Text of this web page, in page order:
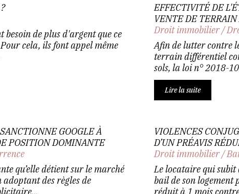
de plus d'argent que ce
cela, ils font appel même
EFFECTIVITÉ DE
VENTE DE
Droit immobilier/
Afin de lutter contre
terrain différentiel
sols, la loi n° 2018-
Lire la suite
GOOGLE À
POSITION DOMINANTE
qu’elle détient sur le marché
des règles de
VIOLENCES
D’UN PRÉAVIS
Droit immobilier/
Le locataire qui subit
bail de son logement